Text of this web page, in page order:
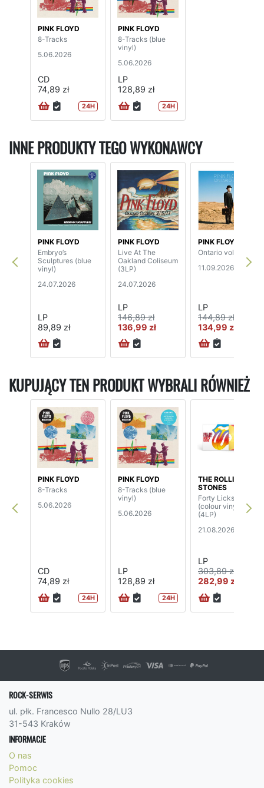
PINK FLOYD
8-Tracks
5.06.2026
CD
74,89 zł
24H
PINK FLOYD
8-Tracks (blue
vinyl)
5.06.2026
LP
128,89 zł
24H
INNE PRODUKTY TEGO WYKONAWCY
PINK FLOYD
Embryo’s
Sculptures (blue
vinyl)
24.07.2026
LP
89,89 zł
PINK FLOYD
Live At The
Oakland Coliseum
(3LP)
24.07.2026
LP
146,89 zł
136,99 zł
PINK FLOYD
Ontario vol.1 (2LP)
11.09.2026
LP
144,89 zł
134,99 zł
KUPUJĄCY TEN PRODUKT WYBRALI RÓWNIEŻ
PINK FLOYD
8-Tracks
5.06.2026
CD
74,89 zł
24H
PINK FLOYD
8-Tracks (blue
vinyl)
5.06.2026
LP
128,89 zł
24H
THE ROLLING
STONES
Forty Licks
(colour vinyl)
(4LP)
21.08.2026
LP
303,89 zł
282,99 zł
ROCK-SERWIS
ul. płk. Francesco Nullo 28/LU3
31-543 Kraków
INFORMACJE
O nas
Pomoc
Polityka cookies